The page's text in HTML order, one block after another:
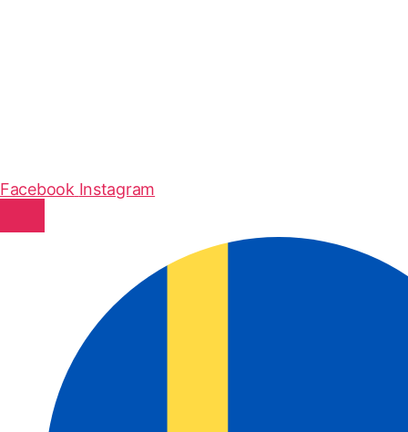
Facebook Instagram